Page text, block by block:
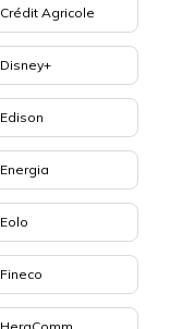
Crédit Agricole
Disney+
Edison
Energia
Eolo
Fineco